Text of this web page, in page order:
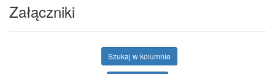
Załączniki
Szukaj w kolumnie